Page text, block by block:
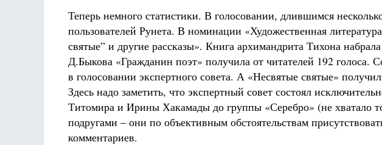
Теперь немного статистики. В голосовании, длившимся
пользователей Рунета. В номинации «Художественная
святые” и другие рассказы». Книга архимандрита Тихона
Д.Быкова «Гражданин поэт» получила от читателей 192 голоса.
в голосовании экспертного совета. А «Несвятые святые»
Здесь надо заметить, что экспертный совет состоял
Титомира и Ирины Хакамады до группы «Серебро» (не хватало
подругами – они по объективным обстоятельствам
комментариев.